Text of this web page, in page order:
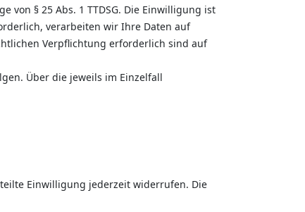
§ 25 Abs. 1 TTDSG. Die Einwilligung ist
verarbeiten wir Ihre Daten auf
Verpflichtung erforderlich sind auf
Über die jeweils im Einzelfall
Einwilligung jederzeit widerrufen. Die